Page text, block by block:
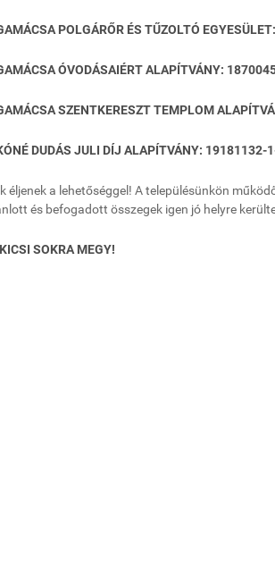
POLGÁRŐR ÉS TŰZOLTÓ
ÓVODÁSAIÉRT ALAPÍTVÁNY:
SZENTKERESZT TEMPLOM
DUDÁS JULI DÍJ ALAPÍTVÁNY: 19181132-
éljenek a lehetőséggel! A településünkön
és befogadott összegek igen jó helyre
SOKRA MEGY!